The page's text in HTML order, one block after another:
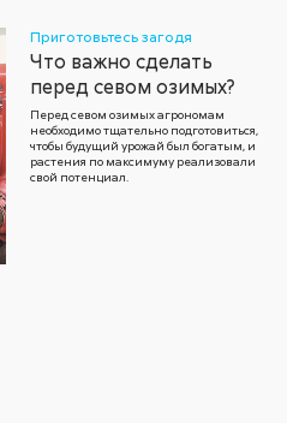
Приготовьтесь загодя
Что важно сделать
перед севом озимых?
Перед севом озимых агрономам
необходимо тщательно подготовиться,
чтобы будущий урожай был богатым, и
растения по максимуму реализовали
свой потенциал.